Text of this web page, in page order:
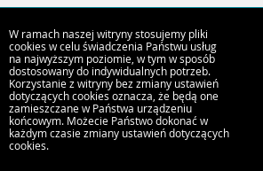
Urząd Miejski Strumień
ul. Rynek 4, 43-246 Strumień
W ramach naszej witryny stosujemy pliki
cookies w celu świadczenia Państwu usług
na najwyższym poziomie, w tym w sposób
dostosowany do indywidualnych potrzeb.
Korzystanie z witryny bez zmiany ustawień
dotyczących cookies oznacza, że będą one
zamieszczane w Państwa urządzeniu
końcowym. Możecie Państwo dokonać w
każdym czasie zmiany ustawień dotyczących
cookies.